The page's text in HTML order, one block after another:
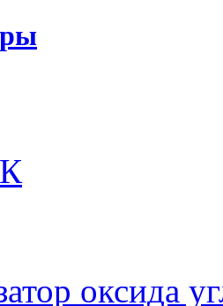
оксида